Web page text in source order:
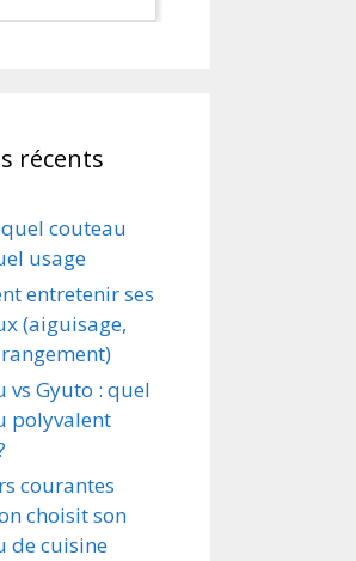
beaucoup
récents
couteau
usage
entretenir ses
(aiguisage,
vs Gyuto : quel
polyvalent
courantes
choisit son
de cuisine